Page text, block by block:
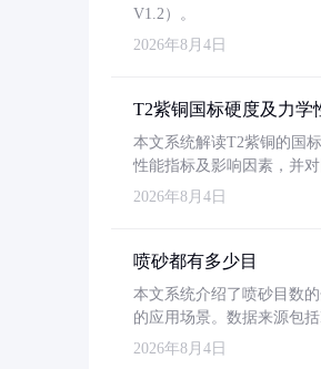
V1.2）。
2026年8月4日
T2紫铜国标硬度及力学
本文系统解读T2紫铜的国
性能指标及影响因素，并
2026年8月4日
喷砂都有多少目
本文系统介绍了喷砂目数
的应用场景。数据来源包
2026年8月4日